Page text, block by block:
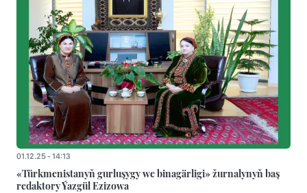
01.12.25 - 14:13
«Türkmenistanyň gurluşygy we binagärligi» žurnalynyň baş
redaktory Ýazgül Ezizowa